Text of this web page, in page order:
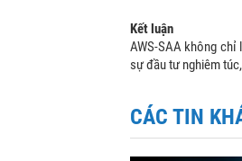
Kết luận
AWS-SAA không
sự đầu tư nghiêm
CÁC TIN